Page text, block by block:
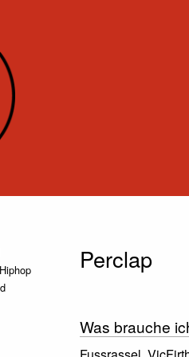
Perclap
Was brauche